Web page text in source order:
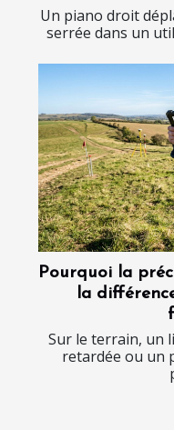
Un piano droit
serrée dans un
Pourquoi la
la
Sur le terrain, un
retardée ou un